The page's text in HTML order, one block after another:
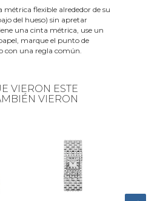
métrica flexible alrededor de su
del hueso) sin apretar
una cinta métrica, use un
marque el punto de
con una regla común.
VIERON ESTE
VIERON